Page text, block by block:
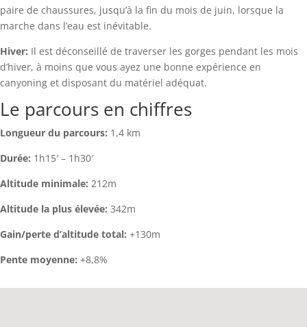
paire de chaussures, jusqu’à la fin du mois de juin, lorsque la
marche dans l’eau est inévitable.
Hiver: Il est déconseillé de traverser les gorges pendant les mois
d’hiver, à moins que vous ayez une bonne expérience en
canyoning et disposant du matériel adéquat.
Le parcours en chiffres
Longueur du parcours: 1,4 km
Durée: 1h15′ – 1h30′
Altitude minimale: 212m
Altitude la plus élevée: 342m
Gain/perte d’altitude total: +130m
Pente moyenne: +8,8%